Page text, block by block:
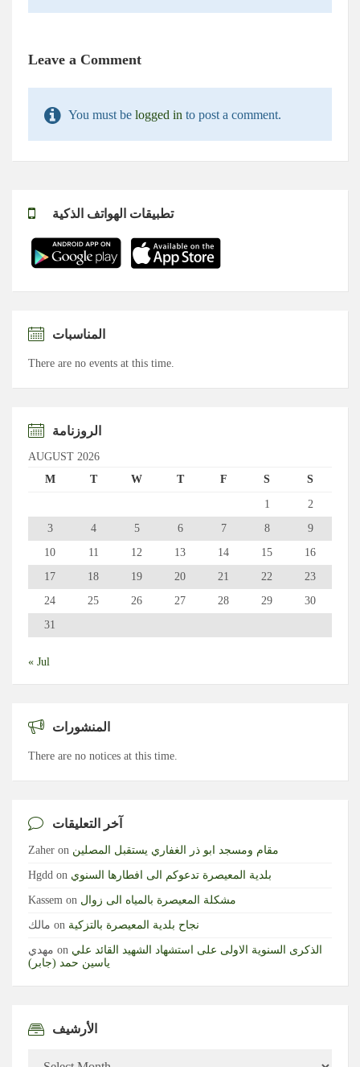
Leave a Comment
You must be logged in to post a comment.
تطبيقات الهواتف الذكية
المناسبات
There are no events at this time.
الروزنامة
AUGUST 2026
M
T W T F S S
1
2
3
4 5 6 7 8
9
10
11 12 13 14 15
16
17
18 19 20 21 22
23
24
25 26 27 28 29
30
31
« Jul
المنشورات
There are no notices at this time.
آخر التعليقات
Zaher on مقام ومسجد ابو ذر الغفاري يستقبل المصلين
Hgdd on بلدية المعيصرة تدعوكم الى افطارها السنوي
Kassem on مشكلة المعيصرة بالمياه الى زوال
مالك on نجاح بلدية المعيصرة بالتزكية
مهدي on الذكرى السنوية الاولى على استشهاد الشهيد القائد علي
ياسين حمد (جابر)
الأرشيف